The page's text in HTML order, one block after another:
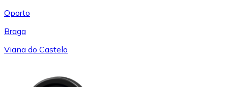
Oporto
Braga
Viana do Castelo